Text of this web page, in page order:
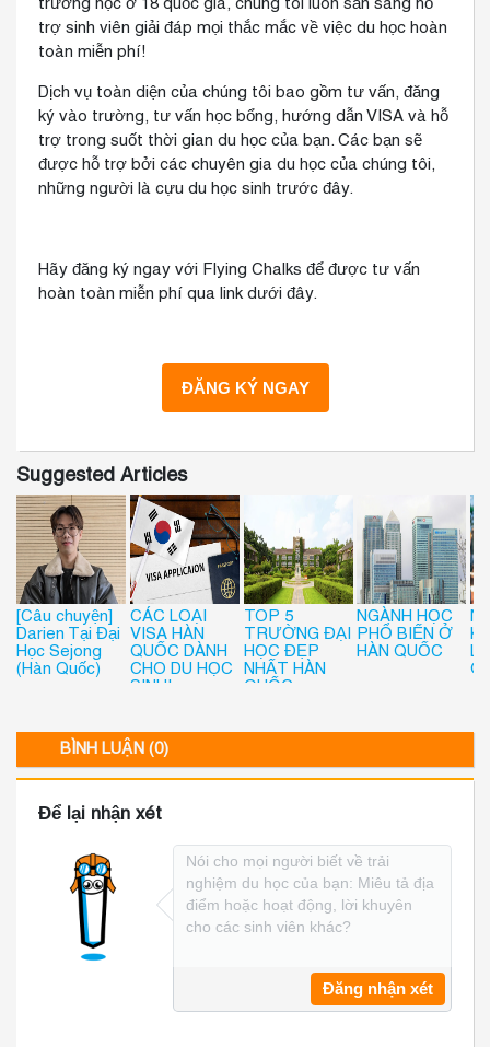
trường học ở 18 quốc gia, chúng tôi luôn sẵn sàng hỗ
trợ sinh viên giải đáp mọi thắc mắc về việc du học hoàn
toàn miễn phí!
Dịch vụ toàn diện của chúng tôi bao gồm tư vấn, đăng
ký vào trường, tư vấn học bổng, hướng dẫn VISA và hỗ
trợ trong suốt thời gian du học của bạn. Các bạn sẽ
được hỗ trợ bởi các chuyên gia du học của chúng tôi,
những người là cựu du học sinh trước đây.
Hãy đăng ký ngay với Flying Chalks để được tư vấn
hoàn toàn miễn phí qua link dưới đây.
Suggested Articles
[Câu chuyện]
Darien Tại Đại
Học Sejong
(Hàn Quốc)
CÁC LOẠI
VISA HÀN
QUỐC DÀNH
CHO DU HỌC
SINH!
TOP 5
TRƯỜNG ĐẠI
HỌC ĐẸP
NHẤT HÀN
QUỐC
NGÀNH HỌC
PHỔ BIẾN Ở
HÀN QUỐC
BÌNH LUẬN (0)
Để lại nhận xét
Đăng nhận xét